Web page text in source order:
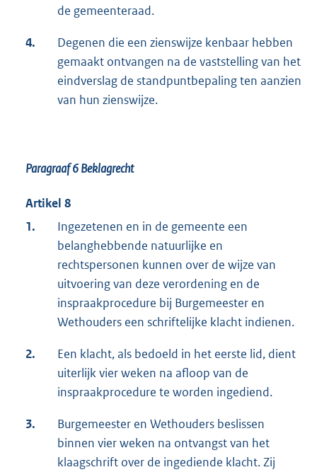
de gemeenteraad.
4.
Degenen die een zienswijze kenbaar hebben
gemaakt ontvangen na de vaststelling van het
eindverslag de standpuntbepaling ten aanzien
van hun zienswijze.
Paragraaf 6Beklagrecht
Artikel 8
1.
Ingezetenen en in de gemeente een
belanghebbende natuurlijke en
rechtspersonen kunnen over de wijze van
uitvoering van deze verordening en de
inspraakprocedure bij Burgemeester en
Wethouders een schriftelijke klacht indienen.
2.
Een klacht, als bedoeld in het eerste lid, dient
uiterlijk vier weken na afloop van de
inspraakprocedure te worden ingediend.
3.
Burgemeester en Wethouders beslissen
binnen vier weken na ontvangst van het
klaagschrift over de ingediende klacht. Zij